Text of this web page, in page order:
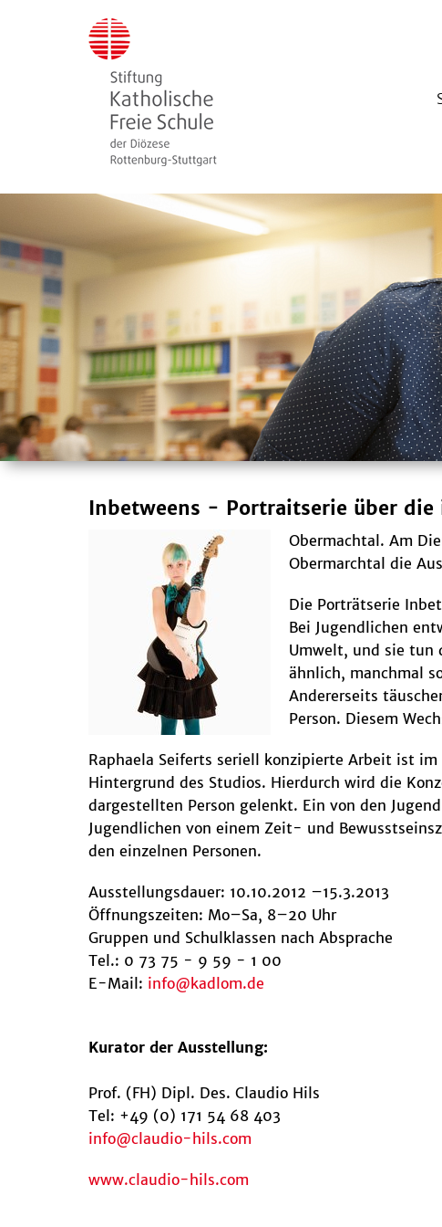
Inbetweens - Portraitserie über
Obermachtal. Am
Obermarchtal die
Die Porträtserie
Bei Jugendlichen
Umwelt, und sie tun
ähnlich, manchmal
Andererseits
Person. Diesem
Raphaela Seiferts seriell konzipierte Arbeit ist
Hintergrund des Studios. Hierdurch wird die
dargestellten Person gelenkt. Ein von den
Jugendlichen von einem Zeit- und
den einzelnen Personen.
Ausstellungsdauer: 10.10.2012 –15.3.2013
Öffnungszeiten: Mo–Sa, 8–20 Uhr
Gruppen und Schulklassen nach Absprache
Tel.: 0 73 75 - 9 59 - 1 00
E-Mail: info@kadlom.de
Kurator der Ausstellung:
Prof. (FH) Dipl. Des. Claudio Hils
Tel: +49 (0) 171 54 68 403
info@claudio-hils.com
www.claudio-hils.com